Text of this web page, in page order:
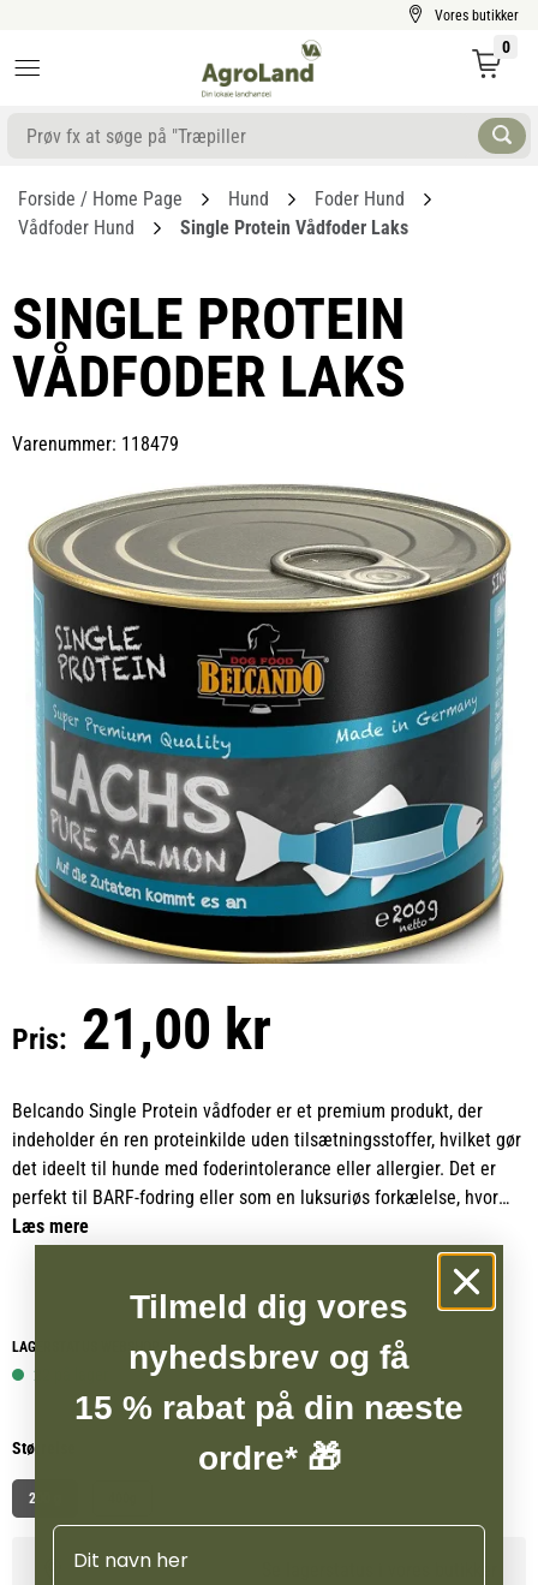
Vores butikker
0
Forside / Home Page Hund
Foder Hund
Vådfoder Hund
Single Protein Vådfoder Laks
SINGLE PROTEIN
VÅDFODER LAKS
Varenummer: 118479
Pris: 21,00 kr
Belcando Single Protein vådfoder er et premium produkt, der
indeholder én ren proteinkilde uden tilsætningsstoffer, hvilket gør
det ideelt til hunde med foderintolerance eller allergier. Det er
perfekt til BARF-fodring eller som en luksuriøs forkælelse, hvor
der ikke gås på kompromis med kvaliteten. Da det kun indeholder
én proteinkilde, er det særligt velegnet til eliminationsdiæter og
Når det kombineres med Belcando Grain Free Mix It, fungerer
dette vådfoder som en effektiv del af en diagnostisk
udelukkelseskost eller som en permanent løsning for hunde med
følsom mave. Produktet er ideelt til BARF-fodring, da det giver en
naturlig, sund og let fordøjelig ernæring.
Belcando Single Protein er den perfekte løsning for hunde, der har
tilsætningsstoffer, og som samtidig ikke går på kompromis med
Læs mere
LAGERSTATUS WEBSHOP
22 på lager
Størrelse
200 g
Tilmeld dig vores
nyhedsbrev og få
15 % rabat på din næste
ordre* 🎁
Navn